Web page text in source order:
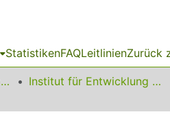
StatistikenFAQLeitlinienZurück
01 Fakultät für Mathematik Institut für Entwicklung und Erforschung des Mathematikunterrichts